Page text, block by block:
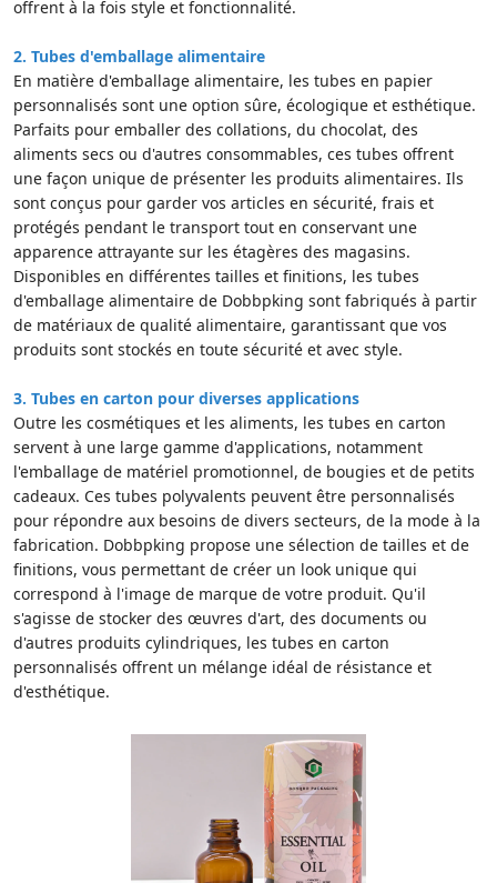
offrent à la fois style et fonctionnalité.
2. Tubes d'emballage alimentaire
En matière d'emballage alimentaire, les tubes en papier
personnalisés sont une option sûre, écologique et esthétique.
Parfaits pour emballer des collations, du chocolat, des
aliments secs ou d'autres consommables, ces tubes offrent
une façon unique de présenter les produits alimentaires. Ils
sont conçus pour garder vos articles en sécurité, frais et
protégés pendant le transport tout en conservant une
apparence attrayante sur les étagères des magasins.
Disponibles en différentes tailles et finitions, les tubes
d'emballage alimentaire de Dobbpking sont fabriqués à partir
de matériaux de qualité alimentaire, garantissant que vos
produits sont stockés en toute sécurité et avec style.
3. Tubes en carton pour diverses applications
Outre les cosmétiques et les aliments, les tubes en carton
servent à une large gamme d'applications, notamment
l'emballage de matériel promotionnel, de bougies et de petits
cadeaux. Ces tubes polyvalents peuvent être personnalisés
pour répondre aux besoins de divers secteurs, de la mode à la
fabrication. Dobbpking propose une sélection de tailles et de
finitions, vous permettant de créer un look unique qui
correspond à l'image de marque de votre produit. Qu'il
s'agisse de stocker des œuvres d'art, des documents ou
d'autres produits cylindriques, les tubes en carton
personnalisés offrent un mélange idéal de résistance et
d'esthétique.